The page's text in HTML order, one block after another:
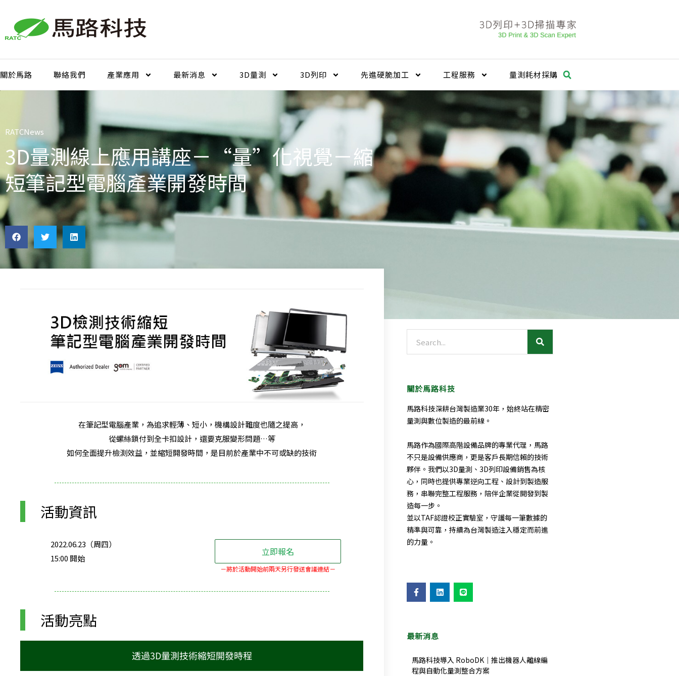
要
關於馬路
聯絡我們 產業應用 最新消息 3D量測 3D列印 先進硬脆加工​ 工程服務 量測耗材採購
RATCNews
3D量測線上應用講座－“量”化視覺－縮
短筆記型電腦產業開發時間
在筆記型電腦產業，為追求輕薄、短小，機構設計難度也隨之提高，
從螺絲鎖付到全卡扣設計，還要克服變形問題…等
如何全面提升檢測效益，並縮短開發時間，是目前於產業中不可或缺的技術
活動資訊
2022.06.23（周四）
15:00 開始
立即報名
－將於活動開始前兩天另行發送會議連結－
活動亮點
透過3D量測技術縮短開發時程
關於馬路科技
馬路科技深耕台灣製造業30年，始終站在精密
量測與數位製造的最前線。
馬路作為國際高階設備品牌的專業代理，馬路
不只是設備供應商，更是客戶長期信賴的技術
夥伴。我們以3D量測、3D列印設備銷售為核
心，同時也提供專業逆向工程、設計到製造服
務，串聯完整工程服務，陪伴企業從開發到製
造每一步。
並以TAF認證校正實驗室，守護每一筆數據的
精準與可靠，持續為台灣製造注入穩定而前進
的力量。
F
a
c
o
k
f
L
i
n
L
i
n
最新消息
馬路科技導入 RoboDK｜推出機器人離線編
程與自動化量測整合方案